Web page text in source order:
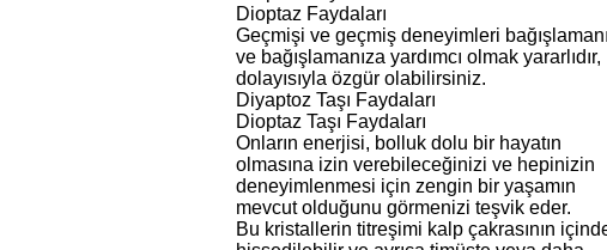
Dioptaz Faydaları
Geçmişi ve geçmiş deneyimleri
ve bağışlamanıza yardımcı olmak yararlıdır,
dolayısıyla özgür olabilirsiniz.
Diyaptoz Taşı Faydaları
Dioptaz Taşı Faydaları
Onların enerjisi, bolluk dolu bir hayatın
olmasına izin verebileceğinizi ve hepinizin
deneyimlenmesi için zengin bir yaşamın
mevcut olduğunu görmenizi teşvik eder.
Bu kristallerin titreşimi kalp çakrasının